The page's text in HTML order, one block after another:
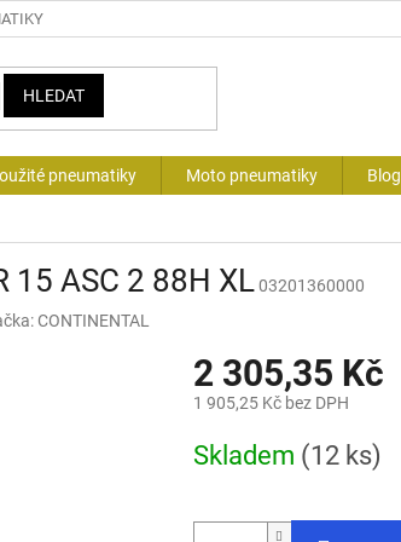
HLEDAT
pneumatiky Moto pneumatiky Blog
15 ASC 2 88H XL03201360000
CONTINENTAL
2 305,35 Kč
1 905,25 Kč bez DPH
cena:
Skladem (12 ks)